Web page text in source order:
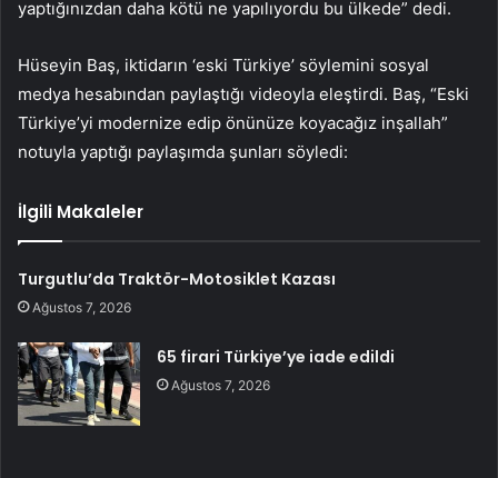
yaptığınızdan daha kötü ne yapılıyordu bu ülkede” dedi.
Hüseyin Baş, iktidarın ‘eski Türkiye’ söylemini sosyal
medya hesabından paylaştığı videoyla eleştirdi. Baş, “Eski
Türkiye’yi modernize edip önünüze koyacağız inşallah”
notuyla yaptığı paylaşımda şunları söyledi:
İlgili Makaleler
Turgutlu’da Traktör-Motosiklet Kazası
Ağustos 7, 2026
65 firari Türkiye’ye iade edildi
Ağustos 7, 2026